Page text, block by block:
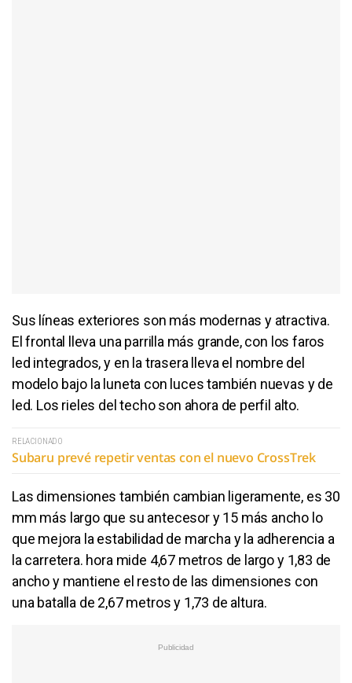
Sus líneas exteriores son más modernas y atractiva.
El frontal lleva una parrilla más grande, con los faros
led integrados, y en la trasera lleva el nombre del
modelo bajo la luneta con luces también nuevas y de
led. Los rieles del techo son ahora de perfil alto.
RELACIONADO
Subaru prevé repetir ventas con el nuevo CrossTrek
Las dimensiones también cambian ligeramente, es 30
mm más largo que su antecesor y 15 más ancho lo
que mejora la estabilidad de marcha y la adherencia a
la carretera. hora mide 4,67 metros de largo y 1,83 de
ancho y mantiene el resto de las dimensiones con
una batalla de 2,67 metros y 1,73 de altura.